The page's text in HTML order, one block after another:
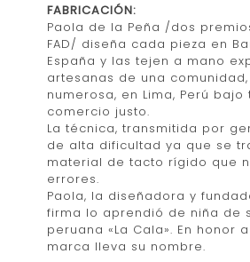
FABRICACIÓN:
Paola de la Peña /dos
FAD/ diseña cada pieza en
España y las tejen a mano
artesanas de una
numerosa, en Lima, Perú
comercio justo.
La técnica, transmitida por
de alta dificultad ya que se
material de tacto rígido que
errores.
Paola, la diseñadora y
firma lo aprendió de niña de
peruana «La Cala». En honor
marca lleva su nombre.